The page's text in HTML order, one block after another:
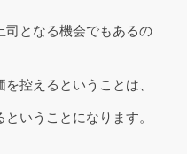
司となる機会でもあるの
控えるということは、
いうことになります。